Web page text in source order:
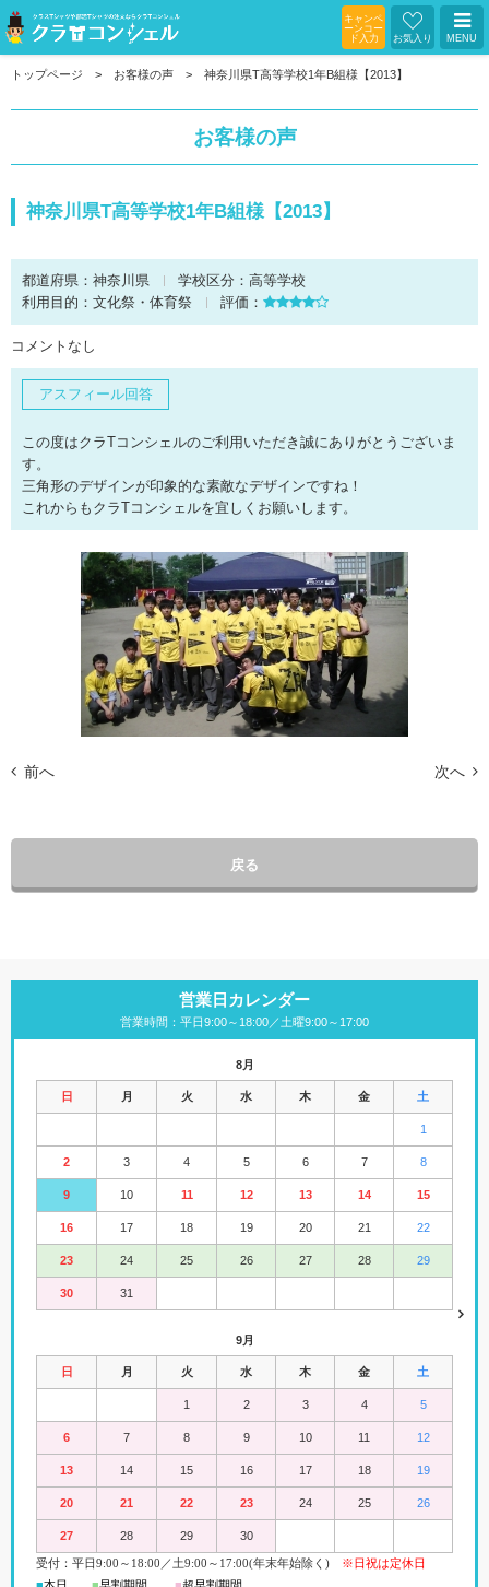
キャンペ
ーンコー
ド入力
お気入り MENU
トップページ お客様の声 神奈川県T高等学校1年B組様【2013】
お客様の声
神奈川県T高等学校1年B組様【2013】
都道府県： 神奈川県 学校区分： 高等学校
利用目的： 文化祭・体育祭 評価：
コメントなし
アスフィール回答
この度はクラTコンシェルのご利用いただき誠にありがとうございま
す。
三角形のデザインが印象的な素敵なデザインですね！
これからもクラTコンシェルを宜しくお願いします。
前へ 次へ
戻る
営業日カレンダー
営業時間：平日9:00～18:00／土曜9:00～17:00
8月
日 月 火 水 木 金 土
1
2 3 4 5 6 7 8
9 10 11 12 13 14 15
16 17 18 19 20 21 22
23 24 25 26 27 28 29
30 31
9月
日 月 火 水 木 金 土
1 2 3 4 5
6 7 8 9 10 11 12
13 14 15 16 17 18 19
20 21 22 23 24 25 26
27 28 29 30
受付：平日9:00 ～18:00 ／ 土9:00 ～ 17:00(年末年始除く) ※日祝は定休日